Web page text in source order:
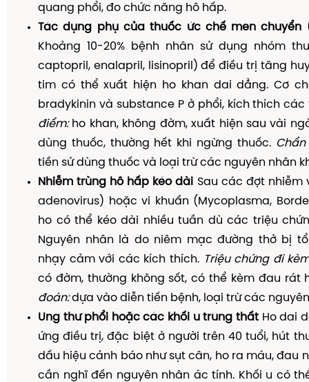
quang phổi, đo chức năng hô hấp.
Tác dụng phụ của thuốc ức chế men chuyển
Khoảng 10-20% bệnh nhân sử dụng nhóm
captopril, enalapril, lisinopril) để điều trị tăng
tim có thể xuất hiện ho khan dai dẳng. Cơ
bradykinin và substance P ở phổi, kích thích
điểm:ho khan, không đờm, xuất hiện sau vài
dùng thuốc, thường hết khi ngừng thuốc.
tiền sử dùng thuốc và loại trừ các nguyên nhân
Nhiễm trùng hô hấp kéo dài Sau các đợt nhiễm
adenovirus) hoặc vi khuẩn (Mycoplasma,
ho có thể kéo dài nhiều tuần dù các triệu
Nguyên nhân là do niêm mạc đường thở bị
nhạy cảm với các kích thích. Triệu chứng đi
có đờm, thường không sốt, có thể kèm đau rát
đoán:dựa vào diễn tiến bệnh, loại trừ các
Ung thư phổi hoặc các khối u trung thấtHo dai
ứng điều trị, đặc biệt ở người trên 40 tuổi, hút
dấu hiệu cảnh báo như sụt cân, ho ra máu, đau
cần nghĩ đến nguyên nhân ác tính. Khối u có